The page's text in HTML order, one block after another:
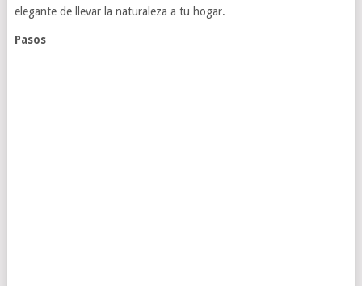
elegante de llevar la naturaleza a tu hogar.
Pasos